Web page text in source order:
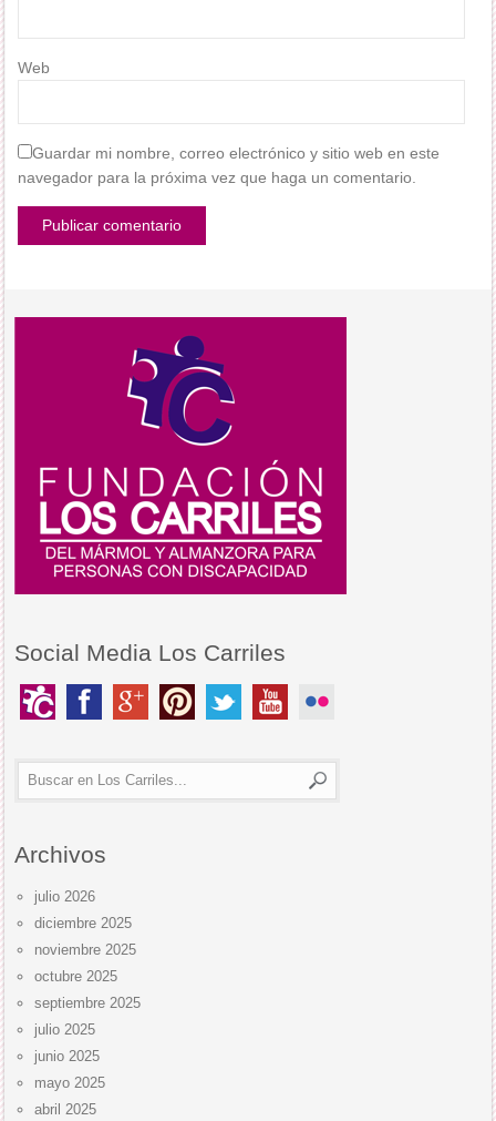
Web
Guardar mi nombre, correo electrónico y sitio web en este
navegador para la próxima vez que haga un comentario.
Social Media Los Carriles
Archivos
julio 2026
diciembre 2025
noviembre 2025
octubre 2025
septiembre 2025
julio 2025
junio 2025
mayo 2025
abril 2025